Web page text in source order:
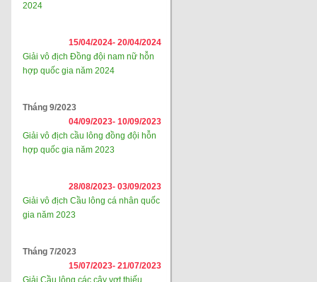
2024
15/04/2024- 20/04/2024
Giải vô địch Đồng đội nam nữ hỗn
hợp quốc gia năm 2024
Tháng 9/2023
04/09/2023- 10/09/2023
Giải vô địch cầu lông đồng đội hỗn
hợp quốc gia năm 2023
28/08/2023- 03/09/2023
Giải vô địch Cầu lông cá nhân quốc
gia năm 2023
Tháng 7/2023
15/07/2023- 21/07/2023
Giải Cầu lông các cây vợt thiếu